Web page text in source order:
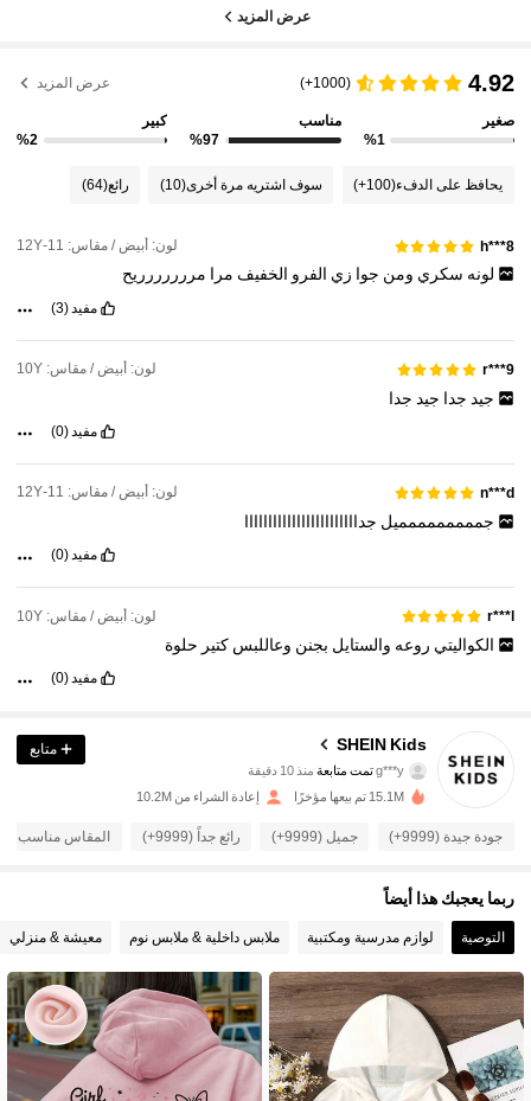
عرض المزيد
4.92
(1000+) عرض المزيد
صغير
%1
مناسب
%97
كبير
%2
يحافظ على الدفء(100+) سوف اشتريه مرة أخرى(10) رائع(64)
h***8 لون: أبيض / مقاس: 11-12Y
لونه سكري ومن جوا زي الفرو الخفيف مرا مررررررريح
مفيد (3)
r***9 لون: أبيض / مقاس: 10Y
جيد جدا جيد جدا
مفيد (0)
n***d لون: أبيض / مقاس: 11-12Y
جممممممممميل جداااااااااااااااااااااااا
مفيد (0)
r***l لون: أبيض / مقاس: 10Y
الكواليتي روعه والستايل بجنن وعاللبس كتير حلوة
مفيد (0)
SHEIN Kids
4.94
807K متابعون
g***yتمت متابعة منذ 10 دقيقة
k***3 تتصفح
807K متابعون
4.94 807K متابعون
807K متابعون
4.94 807K متابعون
متابع
15.1M تم بيعها مؤخرًا إعادة الشراء من 10.2M
جودة جيدة (9999+) جميل (9999+) رائع جداً (9999+) المقاس مناسب (9999+)
ربما يعجبك هذا أيضاً
التوصية لوازم مدرسية ومكتبية ملابس داخلية & ملابس نوم معيشة & منزلي